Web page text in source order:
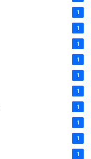
1
1
1
1
1
1
1
1
1
1